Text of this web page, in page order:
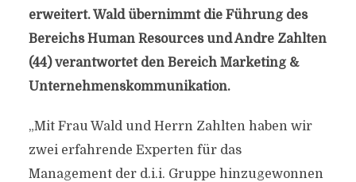
erweitert. Wald übernimmt die Führung des
Bereichs Human Resources und Andre Zahlten
(44) verantwortet den Bereich Marketing &
Unternehmenskommunikation.
„Mit Frau Wald und Herrn Zahlten haben wir
zwei erfahrende Experten für das
Management der d.i.i. Gruppe hinzugewonnen